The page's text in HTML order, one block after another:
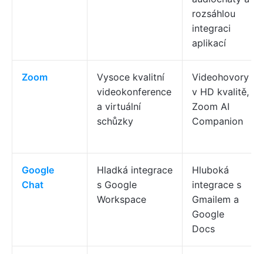
rozsáhlou
integraci
aplikací
Zoom
Vysoce kvalitní
videokonference
a virtuální
schůzky
Videohovory
v HD kvalitě,
Zoom AI
Companion
Google
Chat
Hladká integrace
s Google
Workspace
Hluboká
integrace s
Gmailem a
Google
Docs